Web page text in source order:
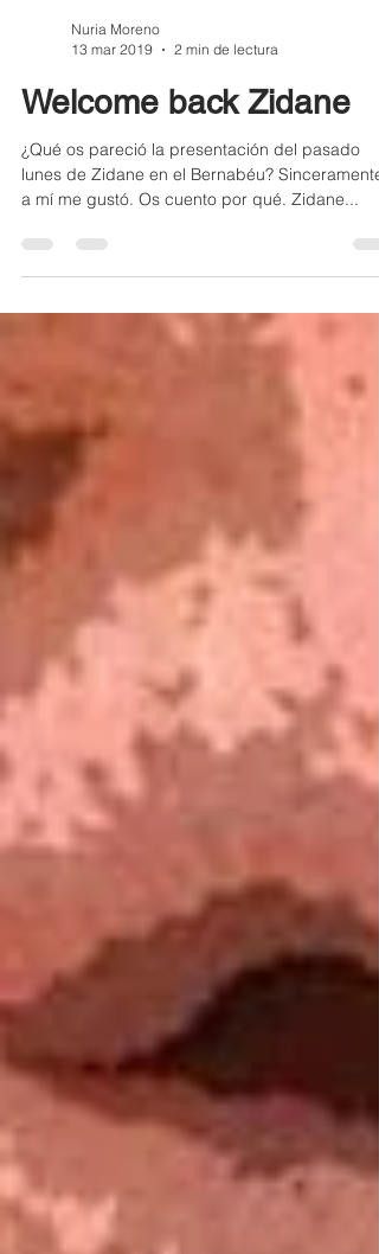
13 mar 2019
2 min de lectura
Welcome back Zidane
¿Qué os pareció la presentación del pasado
a mí me gustó. Os cuento por qué. Zidane...